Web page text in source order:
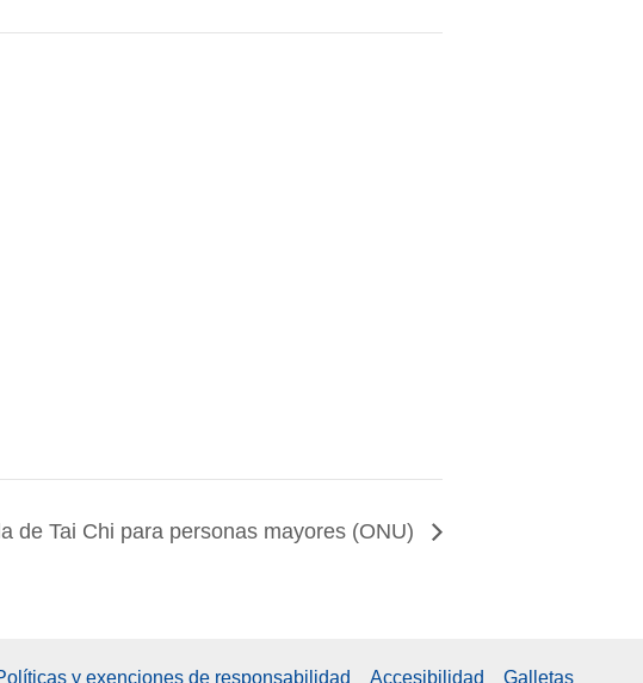
de Tai Chi para personas mayores (ONU)
y exenciones de responsabilidad Accesibilidad Galletas